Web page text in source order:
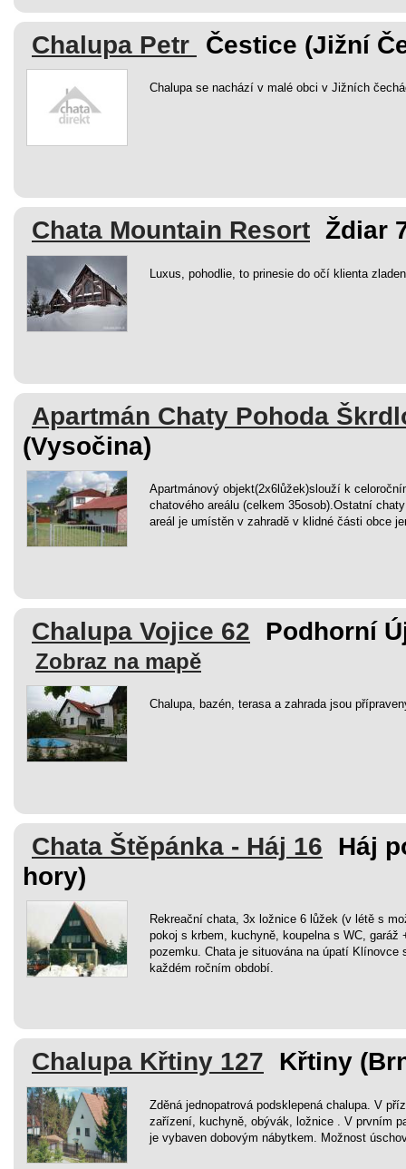
Chalupa Petr Čestice (Jižní
Chalupa se nachází v malé obci v Jižních
Chata Mountain Resort Ždiar
Luxus, pohodlie, to prinesie do očí klienta
Apartmán Chaty Pohoda
(Vysočina)
Apartmánový objekt(2x6lůžek)slouží k
chatového areálu (celkem 35osob).Ostatní
areál je umístěn v zahradě v klidné části obce
Chalupa Vojice 62 Podhorní
Zobraz na mapě
Chalupa, bazén, terasa a zahrada jsou
Chata Štěpánka - Háj 16
Háj
hory)
Rekreační chata, 3x ložnice 6 lůžek (v létě s
pokoj s krbem, kuchyně, koupelna s WC, garáž
pozemku. Chata je situována na úpatí Klínovce
každém ročním období.
Chalupa Křtiny 127 Křtiny
Zděná jednopatrová podsklepená chalupa. V
zařízení, kuchyně, obývák, ložnice . V prvním
je vybaven dobovým nábytkem. Možnost